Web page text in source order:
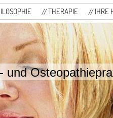
THERAPIE IHRE
und